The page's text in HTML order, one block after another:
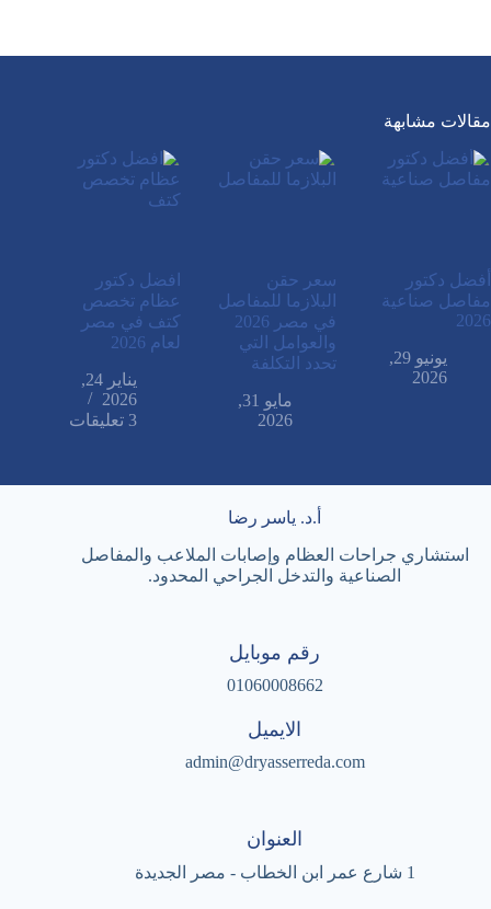
مقالات مشابهة
أفضل دكتور
مفاصل صناعية
2026
يونيو 29,
2026
سعر حقن
البلازما للمفاصل
في مصر 2026
والعوامل التي
تحدد التكلفة
مايو 31,
2026
افضل دكتور
عظام تخصص
كتف في مصر
لعام 2026
يناير 24,
2026
3 تعليقات
أ.د. ياسر رضا
استشاري جراحات العظام وإصابات الملاعب والمفاصل
الصناعية والتدخل الجراحي المحدود.
رقم موبايل
01060008662
الايميل
admin@dryasserreda.com
العنوان
1 شارع عمر ابن الخطاب - مصر الجديدة